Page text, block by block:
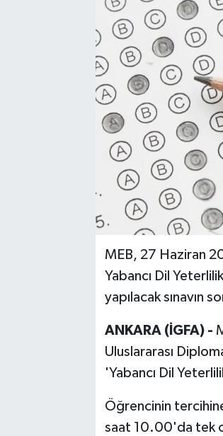
MEB, 27 Haziran
Yabancı Dil
yapılacak sınavın
ANKARA (İGFA) -
Uluslararası
'Yabancı Dil
Öğrencinin
saat 10.00'da tek